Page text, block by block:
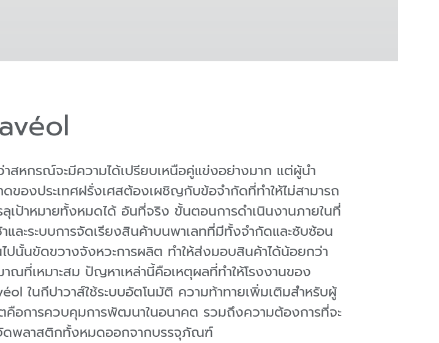
าสหกรณ์จะมีความได้เปรียบเหนือคู่แข่งอย่างมาก แต่ผู้นำ
ดของประเทศฝรั่งเศสต้องเผชิญกับข้อจำกัดที่ทำให้ไม่สามารถ
ลุเป้าหมายทั้งหมดได้ อันที่จริง ขั้นตอนการดำเนินงานภายในที่
าและระบบการจัดเรียงสินค้าบนพาเลทที่มีทั้งจำกัดและซับซ้อน
ไปนั้นขัดขวางจังหวะการผลิต ทำให้ส่งมอบสินค้าได้น้อยกว่า
าณที่เหมาะสม ปัญหาเหล่านี้คือเหตุผลที่ทำให้โรงงานของ
ในกีปาวาส์ใช้ระบบอัตโนมัติ ความท้าทายเพิ่มเติมสำหรับผู้
คือการควบคุมการพัฒนาในอนาคต รวมถึงความต้องการที่จะ
ดพลาสติกทั้งหมดออกจากบรรจุภัณฑ์